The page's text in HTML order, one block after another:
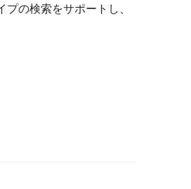
の検索をサポートし、